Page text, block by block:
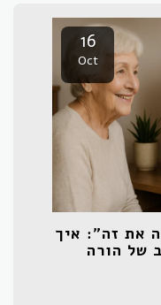
16
Oct
את זה”: איך
של הורה